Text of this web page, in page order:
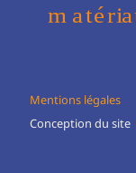
Mentions légales
Conception du site